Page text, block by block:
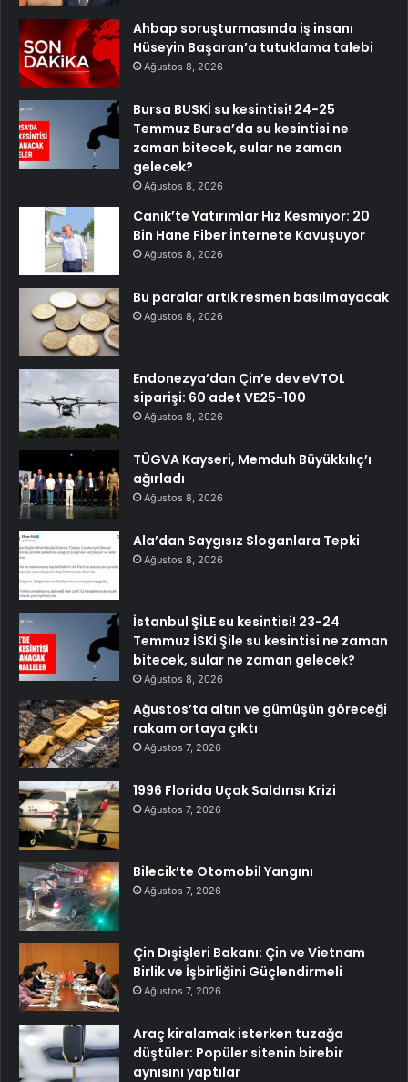
Ahbap soruşturmasında iş insanı
Hüseyin Başaran’a tutuklama talebi
Ağustos 8, 2026
Bursa BUSKİ su kesintisi! 24-25
Temmuz Bursa’da su kesintisi ne
zaman bitecek, sular ne zaman
gelecek?
Ağustos 8, 2026
Canik’te Yatırımlar Hız Kesmiyor: 20
Bin Hane Fiber İnternete Kavuşuyor
Ağustos 8, 2026
Bu paralar artık resmen basılmayacak
Ağustos 8, 2026
Endonezya’dan Çin’e dev eVTOL
siparişi: 60 adet VE25-100
Ağustos 8, 2026
TÜGVA Kayseri, Memduh Büyükkılıç’ı
ağırladı
Ağustos 8, 2026
Ala’dan Saygısız Sloganlara Tepki
Ağustos 8, 2026
İstanbul ŞİLE su kesintisi! 23-24
Temmuz İSKİ Şile su kesintisi ne zaman
bitecek, sular ne zaman gelecek?
Ağustos 8, 2026
Ağustos’ta altın ve gümüşün göreceği
rakam ortaya çıktı
Ağustos 7, 2026
1996 Florida Uçak Saldırısı Krizi
Ağustos 7, 2026
Bilecik’te Otomobil Yangını
Ağustos 7, 2026
Çin Dışişleri Bakanı: Çin ve Vietnam
Birlik ve İşbirliğini Güçlendirmeli
Ağustos 7, 2026
Araç kiralamak isterken tuzağa
düştüler: Popüler sitenin birebir
aynısını yaptılar